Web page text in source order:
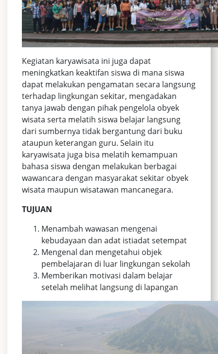
Kegiatan karyawisata ini juga dapat
meningkatkan keaktifan siswa di mana siswa
dapat melakukan pengamatan secara langsung
terhadap lingkungan sekitar, mengadakan
tanya jawab dengan pihak pengelola obyek
wisata serta melatih siswa belajar langsung
dari sumbernya tidak bergantung dari buku
ataupun keterangan guru. Selain itu
karyawisata juga bisa melatih kemampuan
bahasa siswa dengan melakukan berbagai
wawancara dengan masyarakat sekitar obyek
wisata maupun wisatawan mancanegara.
TUJUAN
Menambah wawasan mengenai
kebudayaan dan adat istiadat setempat
Mengenal dan mengetahui objek
pembelajaran di luar lingkungan sekolah
Memberikan motivasi dalam belajar
setelah melihat langsung di lapangan